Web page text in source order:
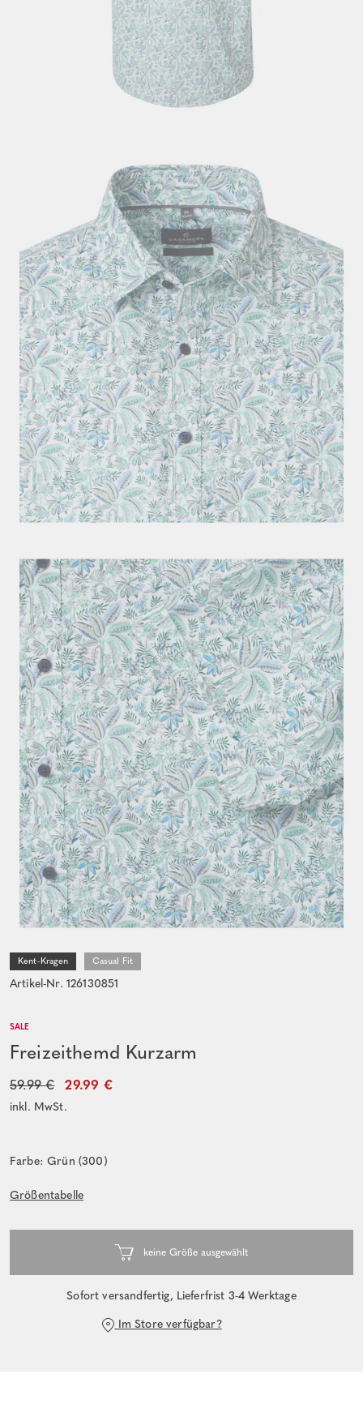
Kent-Kragen Casual Fit
Artikel-Nr. 126130851
SALE
Freizeithemd Kurzarm
59.99 € 29.99 €
inkl. MwSt.
Farbe: Grün (300)
Größentabelle
Sofort versandfertig, Lieferfrist 3-4 Werktage
Im Store verfügbar?